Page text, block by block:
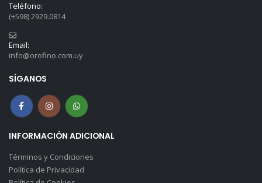
Teléfono:
(+598) 2929.0814
Email:
info@orofino.com.uy
SÍGANOS
INFORMACIÓN ADICIONAL
Términos y Condiciones
Política de Privacidad